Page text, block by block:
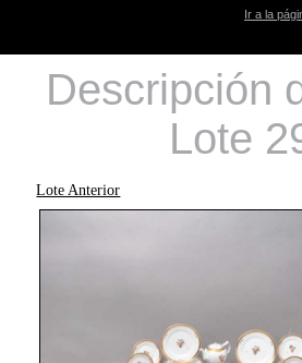
Ir a la
Descripción
Lote
Lote Anterior